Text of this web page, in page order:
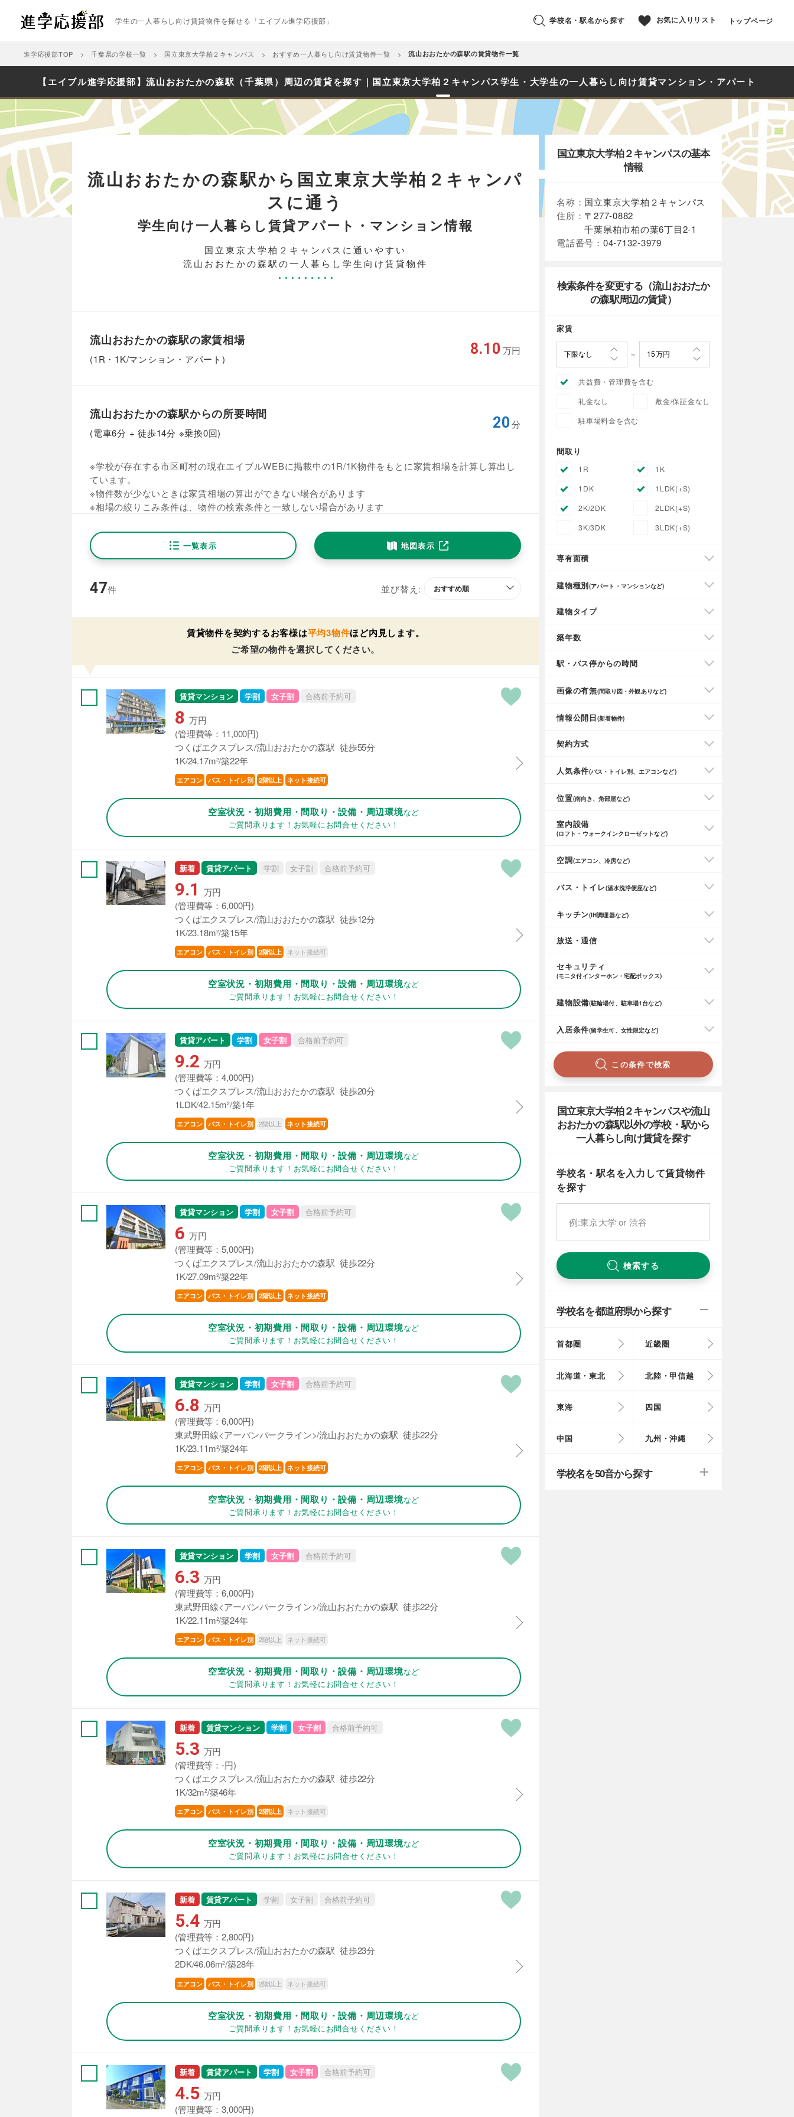
学生の一人暮らし向け賃貸物件を探せる「エイブル進学応援部」 学校名・駅名から探す お気に入りリスト トップページ
進学応援部TOP 千葉県の学校一覧 国立東京大学柏２キャンパス おすすめ一人暮らし向け賃貸物件一覧 流山おおたかの森駅の賃貸物件一覧
【エイブル進学応援部】流山おおたかの森駅（千葉県）周辺の賃貸を探す｜国立東京大学柏２キャンパス学生・大学生の一人暮らし向け賃貸マンション・アパート
流山おおたかの森駅から国立東京大学柏２キャンパ
スに通う
学生向け一人暮らし賃貸アパート・マンション情報
国立東京大学柏２キャンパスに通いやすい
流山おおたかの森駅の一人暮らし学生向け賃貸物件
流山おおたかの森駅の家賃相場
(1R・1K/マンション・アパート)
8.10 万円
流山おおたかの森駅からの所要時間
(電車6分 + 徒歩14分 ※乗換0回)
20 分
※学校が存在する市区町村の現在エイブルWEBに掲載中の1R/1K物件をもとに家賃相場を計算し算出し
ています。
※物件数が少ないときは家賃相場の算出ができない場合があります
※相場の絞りこみ条件は、物件の検索条件と一致しない場合があります
一覧表示 地図表示
47件 並び替え:
賃貸物件を契約するお客様は平均3物件ほど内見します。
ご希望の物件を選択してください。
賃貸マンション 学割 女子割 合格前予約可
8 万円
(管理費等：11,000円)
つくばエクスプレス/流山おおたかの森駅 徒歩55分
1K/24.17m²/築22年
エアコン バス・トイレ別 2階以上 ネット接続可
空室状況・初期費用・間取り・設備・周辺環境など
ご質問承ります！お気軽にお問合せください！
新着 賃貸アパート 学割 女子割 合格前予約可
9.1 万円
(管理費等：6,000円)
つくばエクスプレス/流山おおたかの森駅 徒歩12分
1K/23.18m²/築15年
エアコン バス・トイレ別 2階以上 ネット接続可
空室状況・初期費用・間取り・設備・周辺環境など
ご質問承ります！お気軽にお問合せください！
賃貸アパート 学割 女子割 合格前予約可
9.2 万円
(管理費等：4,000円)
つくばエクスプレス/流山おおたかの森駅 徒歩20分
1LDK/42.15m²/築1年
エアコン バス・トイレ別 2階以上 ネット接続可
空室状況・初期費用・間取り・設備・周辺環境など
ご質問承ります！お気軽にお問合せください！
賃貸マンション 学割 女子割 合格前予約可
6 万円
(管理費等：5,000円)
つくばエクスプレス/流山おおたかの森駅 徒歩22分
1K/27.09m²/築22年
エアコン バス・トイレ別 2階以上 ネット接続可
空室状況・初期費用・間取り・設備・周辺環境など
ご質問承ります！お気軽にお問合せください！
賃貸マンション 学割 女子割 合格前予約可
6.8 万円
(管理費等：6,000円)
東武野田線<アーバンパークライン>/流山おおたかの森駅 徒歩22分
1K/23.11m²/築24年
エアコン バス・トイレ別 2階以上 ネット接続可
空室状況・初期費用・間取り・設備・周辺環境など
ご質問承ります！お気軽にお問合せください！
賃貸マンション 学割 女子割 合格前予約可
6.3 万円
(管理費等：6,000円)
東武野田線<アーバンパークライン>/流山おおたかの森駅 徒歩22分
1K/22.11m²/築24年
エアコン バス・トイレ別 2階以上 ネット接続可
空室状況・初期費用・間取り・設備・周辺環境など
ご質問承ります！お気軽にお問合せください！
新着 賃貸マンション 学割 女子割 合格前予約可
5.3 万円
(管理費等：-円)
つくばエクスプレス/流山おおたかの森駅 徒歩22分
1K/32m²/築46年
エアコン バス・トイレ別 2階以上 ネット接続可
空室状況・初期費用・間取り・設備・周辺環境など
ご質問承ります！お気軽にお問合せください！
新着 賃貸アパート 学割 女子割 合格前予約可
5.4 万円
(管理費等：2,800円)
つくばエクスプレス/流山おおたかの森駅 徒歩23分
2DK/46.06m²/築28年
エアコン バス・トイレ別 2階以上 ネット接続可
空室状況・初期費用・間取り・設備・周辺環境など
ご質問承ります！お気軽にお問合せください！
新着 賃貸アパート 学割 女子割 合格前予約可
4.5 万円
(管理費等：3,000円)
国立東京大学柏２キャンパスの基本
情報
名称： 国立東京大学柏２キャンパス
住所： 〒277-0882
千葉県柏市柏の葉6丁目2-1
電話番号： 04-7132-3979
検索条件を変更する（流山おおたか
の森駅周辺の賃貸）
家賃
共益費・管理費を含む
礼金なし
敷金/保証金なし
駐車場料金を含む
間取り
1R
1K
1DK
1LDK(+S)
2K/2DK
2LDK(+S)
3K/3DK
3LDK(+S)
専有面積
建物種別(アパート・マンションなど)
建物タイプ
築年数
駅・バス停からの時間
画像の有無(間取り図・外観ありなど)
情報公開日(新着物件)
契約方式
人気条件(バス・トイレ別、エアコンなど)
位置(南向き、角部屋など)
室内設備
(ロフト・ウォークインクローゼットなど)
空調(エアコン、冷房など)
バス・トイレ(温水洗浄便座など)
キッチン(IH調理器など)
放送・通信
セキュリティ
(モニタ付インターホン・宅配ボックス)
建物設備(駐輪場付、駐車場1台など)
入居条件(留学生可、女性限定など)
この条件で検索
国立東京大学柏２キャンパスや流山
おおたかの森駅以外の学校・駅から
一人暮らし向け賃貸を探す
学校名・駅名を入力して賃貸物件
を探す
検索する
学校名を都道府県から探す
首都圏 近畿圏
北海道・東北 北陸・甲信越
東海 四国
中国 九州・沖縄
学校名を50音から探す